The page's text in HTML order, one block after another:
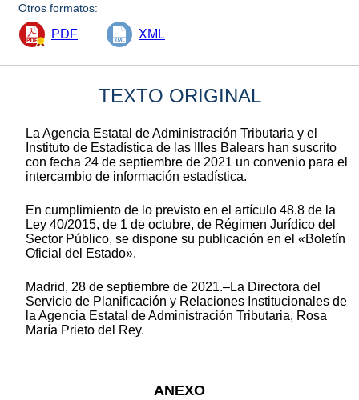
Otros formatos:
PDF XML
TEXTO ORIGINAL
La Agencia Estatal de Administración Tributaria y el
Instituto de Estadística de las Illes Balears han suscrito
con fecha 24 de septiembre de 2021 un convenio para el
intercambio de información estadística.
En cumplimiento de lo previsto en el artículo 48.8 de la
Ley 40/2015, de 1 de octubre, de Régimen Jurídico del
Sector Público, se dispone su publicación en el «Boletín
Oficial del Estado».
Madrid, 28 de septiembre de 2021.–La Directora del
Servicio de Planificación y Relaciones Institucionales de
la Agencia Estatal de Administración Tributaria, Rosa
María Prieto del Rey.
ANEXO